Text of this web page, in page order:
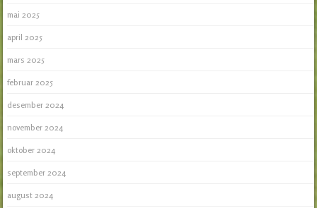
mai 2025
april 2025
mars 2025
februar 2025
desember 2024
november 2024
oktober 2024
september 2024
august 2024